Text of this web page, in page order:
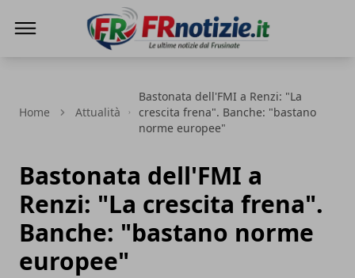
Home Attualità
Bastonata dell'FMI a Renzi: "La
crescita frena". Banche: "bastano
norme europee"
Bastonata dell'FMI a
Renzi: "La crescita frena".
Banche: "bastano norme
europee"